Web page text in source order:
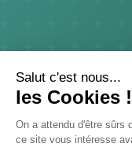
Donateurs